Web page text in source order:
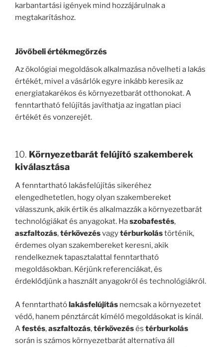
karbantartási igények mind hozzájárulnak a
megtakarításhoz.
Jövőbeli értékmegőrzés
Az ökológiai megoldások alkalmazása növelheti a lakás
értékét, mivel a vásárlók egyre inkább keresik az
energiatakarékos és környezetbarát otthonokat. A
fenntartható felújítás javíthatja az ingatlan piaci
értékét és vonzerejét.
10. Környezetbarát felújító szakemberek
kiválasztása
A fenntartható lakásfelújítás sikeréhez
elengedhetetlen, hogy olyan szakembereket
válasszunk, akik értik és alkalmazzák a környezetbarát
technológiákat és anyagokat. Haszobafestés,
aszfaltozás,térkövezésvagytérburkolástörténik,
érdemes olyan szakembereket keresni, akik
rendelkeznek tapasztalattal fenntartható
megoldásokban. Kérjünk referenciákat, és
érdeklődjünk a használt anyagokról és technológiákról.
A fenntarthatólakásfelújítás nemcsak a környezetet
védő, hanem pénztárcát kímélő megoldásokat is kínál.
Afestés,aszfaltozás,térkövezésés térburkolás
során is számos környezetbarát alternatíva áll